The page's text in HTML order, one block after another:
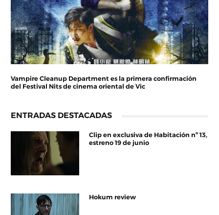
Vampire Cleanup Department es la primera confirmación
del Festival Nits de cinema oriental de Vic
ENTRADAS DESTACADAS
Clip en exclusiva de Habitación nº 13,
estreno 19 de junio
Hokum review